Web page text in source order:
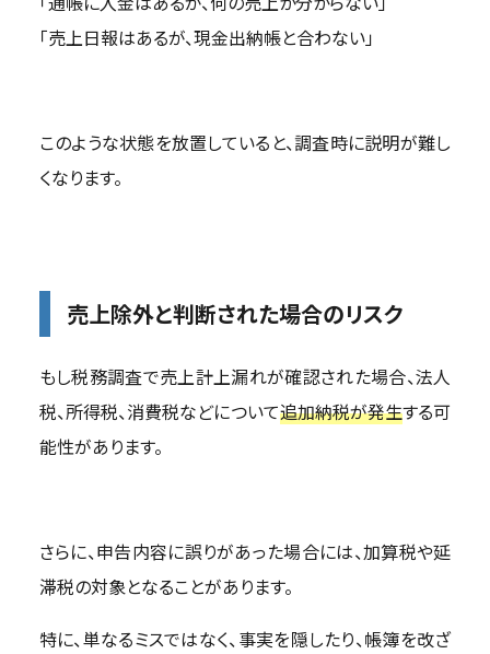
「売上日報はあるが、現金出納帳と合わない」
このような状態を放置していると、調査時に説明が難し
くなります。
売上除外と判断された場合のリスク
もし税務調査で売上計上漏れが確認された場合、法人
税、所得税、消費税などについて追加納税が発生する可
能性があります。
さらに、申告内容に誤りがあった場合には、加算税や延
滞税の対象となることがあります。
特に、単なるミスではなく、事実を隠したり、帳簿を改ざ